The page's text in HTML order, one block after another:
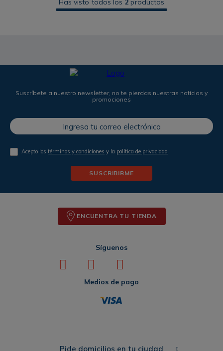
Has visto todos los 2 productos
Suscríbete a nuestro newsletter, no te pierdas nuestras noticias y
promociones
Acepto lostérminos y condiciones y la política de privacidad
SUSCRIBIRME
ENCUENTRA TU TIENDA
Síguenos
Medios de pago
Pide domicilios en tu ciudad